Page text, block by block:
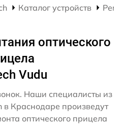
Каталог устройств
оптического
Vudu
Наши специалисты из
в Краснодаре произведут
оптического прицела